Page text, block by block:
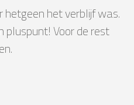
hetgeen het verblijf was.
pluspunt! Voor de rest